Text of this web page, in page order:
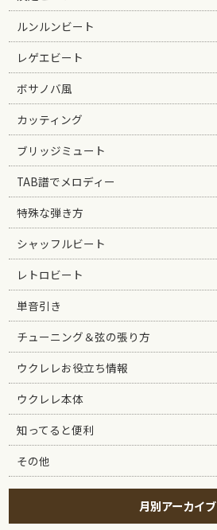
ルンルンビート
レゲエビート
ボサノバ風
カッティング
ブリッジミュート
TAB譜でメロディー
特殊な弾き方
シャッフルビート
レトロビート
単音引き
チューニング＆弦の張り方
ウクレレお役立ち情報
ウクレレ本体
知ってると便利
その他
月別アーカイブ